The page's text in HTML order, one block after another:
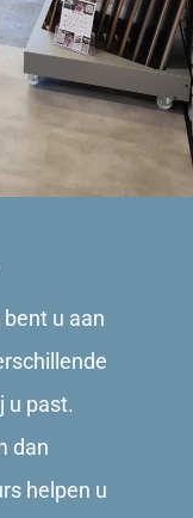
u aan
u past.
dan
helpen u